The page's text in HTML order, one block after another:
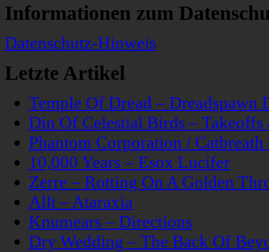
Informationen zum
Datenschutz-Hinweis
Letzte Artikel
Temple Of Dread – Dreadspawn
Din Of Celestial Birds –
Phantom Corporation /
10,000 Years – Esox Lucifer
Zerre – Rotting On A Golden
Allt – Ataraxia
Knumears – Directions
Dry Wedding – The Back Of